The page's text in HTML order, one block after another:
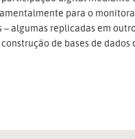
para o
algumas replicadas em
de bases de